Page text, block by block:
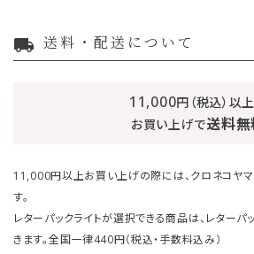
local_shipping 送料・配送について
11,000円（税込）以
お買い上げで送料無
11,000円以上お買い上げの際には、クロネコヤ
す。
レターパックライトが選択できる商品は、レターパ
きます。全国一律440円（税込・手数料込み）